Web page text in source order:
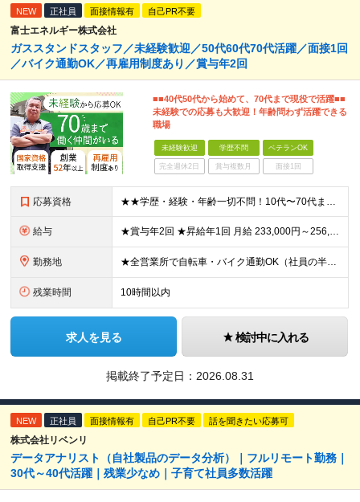
NEW 正社員 面接情報有 自己PR不要
富士エネルギー株式会社
ガススタンドスタッフ／未経験歓迎／50代60代70代活躍／面接1回
／バイク通勤OK／再雇用制度あり／賞与年2回
■■40代50代から始めて、70代まで現役で活躍■■
未経験での応募も大歓迎！年齢問わず活躍できる
職場
未経験歓迎 学歴不問 ベテランOK
完全週休2日 賞与複数月 面接1回
応募資格 ★★学歴・経験・年齢一切不問！10代〜70代まで活躍中★★ ■未経験歓迎 ■第二新卒歓迎・ブランクOK 人物重視の採用です！元気な挨拶ができる方、安定した環境で長く働きたい方を歓迎します。
給与 ★賞与年2回 ★昇給年1回 月給 233,000円～256,000円 +（各種手当）+（賞与年2回） ※経験、能力等を考慮の上、決定！月収30万円以上も可能です ※経験者の方は優遇します ※3ヶ月の
勤務地 ★全営業所で自転車・バイク通勤OK（社員の半数がバイクで通勤） 【目黒営業所】 東京都目黒区目黒1-24-2 【五反田営業所】 東京都品川区大崎5-1-2 【中野営業所 新宿スタンド】 東京都中
残業時間 10時間以内
求人を見る 検討中に入れる
掲載終了予定日： 2026.08.31
NEW 正社員 面接情報有 自己PR不要 話を聞きたい応募可
株式会社リベンリ
データアナリスト（自社製品のデータ分析）｜フルリモート勤務｜
30代～40代活躍｜残業少なめ｜子育て社員多数活躍